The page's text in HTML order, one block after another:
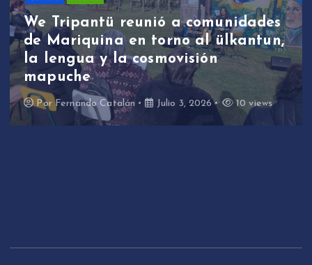
We Tripantü y ülkantun:
estudiantes de Mariquina
participaron en primera jornada
de revitalización lingüística a
través de la música
PorFernando Catalán Junio 17, 2026 10 views